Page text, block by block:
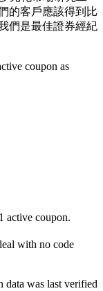
的客戶應該得到比
們是最佳證券經紀
coupon as
active coupon.
with no code
was last verified